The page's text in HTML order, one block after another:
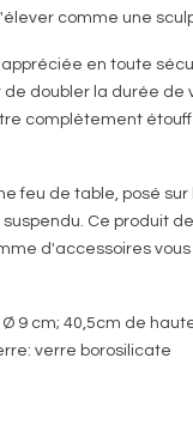
comme une
en toute
de doubler la durée
complètement
feu de table, posé
Ce produit
d'accessoires
9 cm; 40,5cm de
verre borosilicate